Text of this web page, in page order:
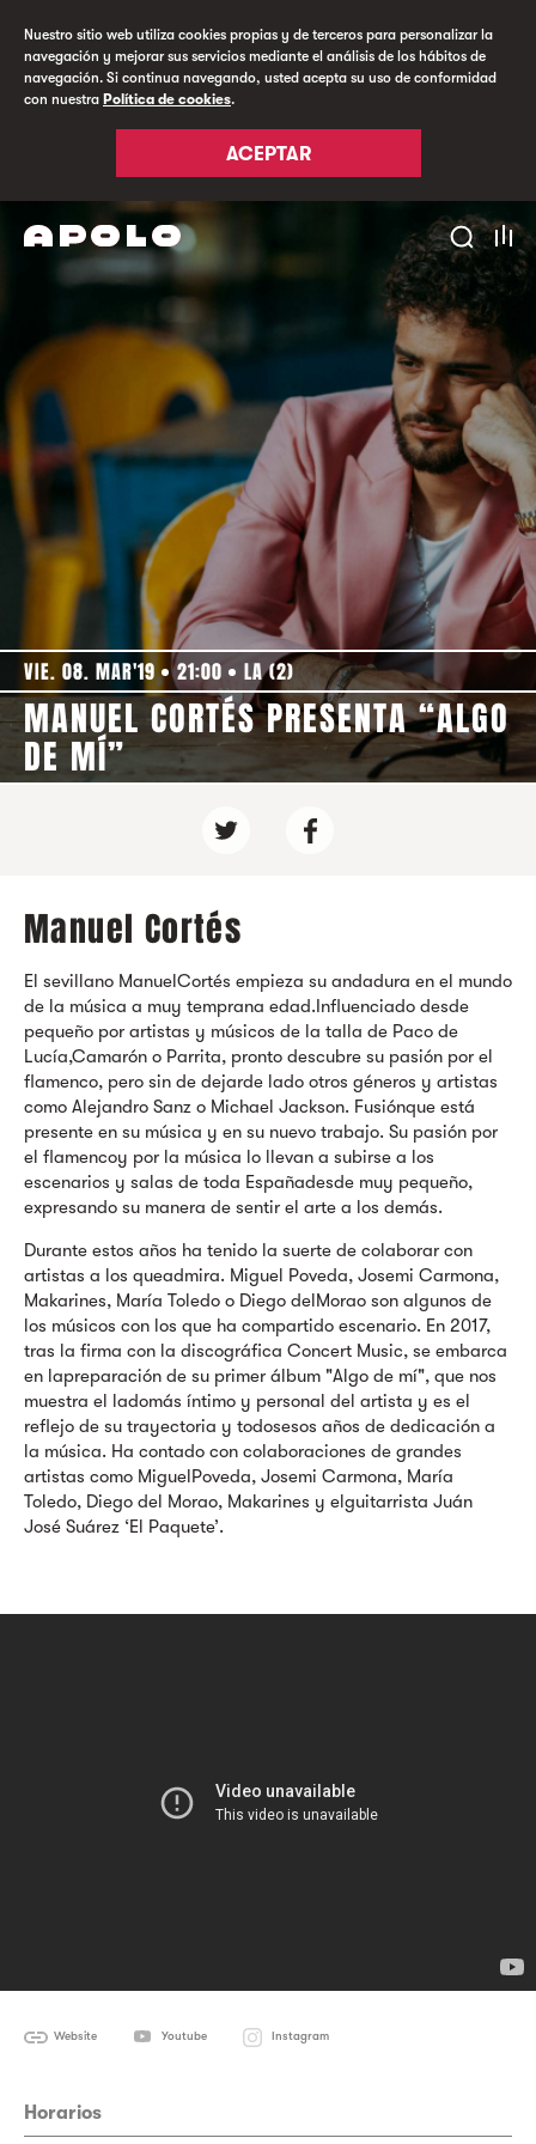
Nuestro sitio web utiliza cookies propias y de terceros para personalizar la
navegación y mejorar sus servicios mediante el análisis de los hábitos de
navegación. Si continua navegando, usted acepta su uso de conformidad
con nuestra Política de cookies.
ACEPTAR
VIE. 08. MAR'19 21:00 LA (2)
MANUEL CORTÉS PRESENTA “ALGO
DE MÍ”
Manuel Cortés
El sevillano ManuelCortés empieza su andadura en el mundo
de la música a muy temprana edad.Influenciado desde
pequeño por artistas y músicos de la talla de Paco de
Lucía,Camarón o Parrita, pronto descubre su pasión por el
flamenco, pero sin de dejarde lado otros géneros y artistas
como Alejandro Sanz o Michael Jackson. Fusiónque está
presente en su música y en su nuevo trabajo. Su pasión por
el flamencoy por la música lo llevan a subirse a los
escenarios y salas de toda Españadesde muy pequeño,
expresando su manera de sentir el arte a los demás.
Durante estos años ha tenido la suerte de colaborar con
artistas a los queadmira. Miguel Poveda, Josemi Carmona,
Makarines, María Toledo o Diego delMorao son algunos de
los músicos con los que ha compartido escenario. En 2017,
tras la firma con la discográfica Concert Music, se embarca
en lapreparación de su primer álbum "Algo de mí", que nos
muestra el ladomás íntimo y personal del artista y es el
reflejo de su trayectoria y todosesos años de dedicación a
la música. Ha contado con colaboraciones de grandes
artistas como MiguelPoveda, Josemi Carmona, María
Toledo, Diego del Morao, Makarines y elguitarrista Juán
José Suárez ‘El Paquete’.
Website Youtube Instagram
Horarios